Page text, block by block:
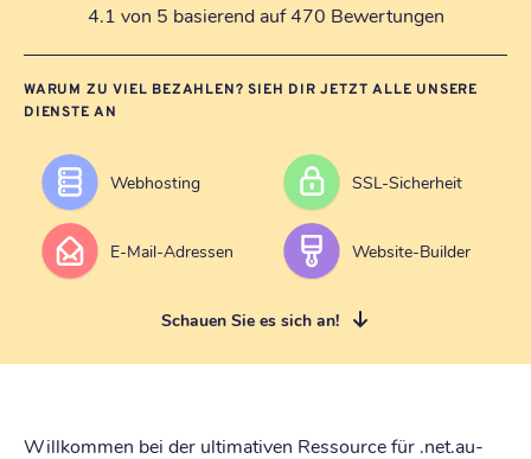
4.1 von 5 basierend auf 470 Bewertungen
WARUM ZU VIEL BEZAHLEN? SIEH DIR JETZT ALLE UNSERE
DIENSTE AN
Webhosting SSL-Sicherheit
E-Mail-Adressen Website-Builder
Schauen Sie es sich an!
Willkommen bei der ultimativen Ressource für .net.au-